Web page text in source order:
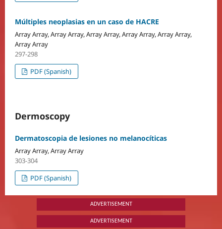
Múltiples neoplasias en un caso de HACRE
Array Array, Array Array, Array Array, Array Array, Array Array,
Array Array
297-298
PDF (Spanish)
Dermoscopy
Dermatoscopia de lesiones no melanocíticas
Array Array, Array Array
303-304
PDF (Spanish)
ADVERTISEMENT
ADVERTISEMENT